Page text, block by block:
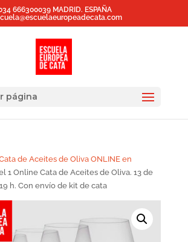
666300039 MADRID. ESPAÑA
página
de Aceites de Oliva ONLINE en
1 Online Cata de Aceites de Oliva. 13 de
h. Con envío de kit de cata